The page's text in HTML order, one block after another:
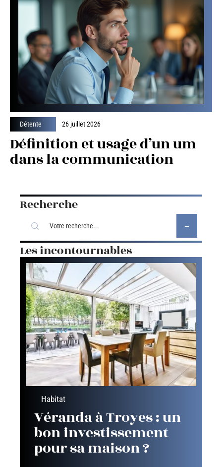
Détente 26 juillet 2026
Définition et usage d’un um
dans la communication
Recherche
Les incontournables
Habitat
Véranda à Troyes : un
bon investissement
pour sa maison ?